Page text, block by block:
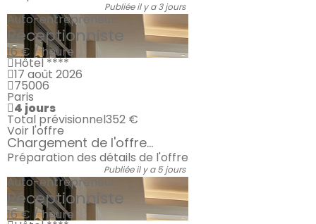
Publiée il y a 3 jours
Auto-entrepreneur
Réceptionniste
16 € / heure
Hôtel ****
17 août 2026
75006
Paris
4 jours
Total prévisionnel352 €
Voir l'offre
Chargement de l'offre...
Préparation des détails de l'offre
Publiée il y a 5 jours
Auto-entrepreneur
Réceptionniste
16 € / heure